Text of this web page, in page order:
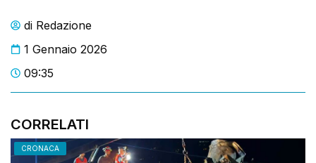
di Redazione
1 Gennaio 2026
09:35
CORRELATI
CRONACA